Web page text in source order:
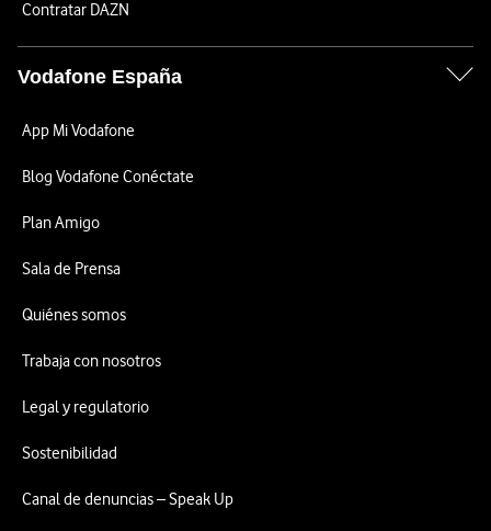
Contratar DAZN
Vodafone España
App Mi Vodafone
Blog Vodafone Conéctate
Plan Amigo
Sala de Prensa
Quiénes somos
Trabaja con nosotros
Legal y regulatorio
Sostenibilidad
Canal de denuncias – Speak Up